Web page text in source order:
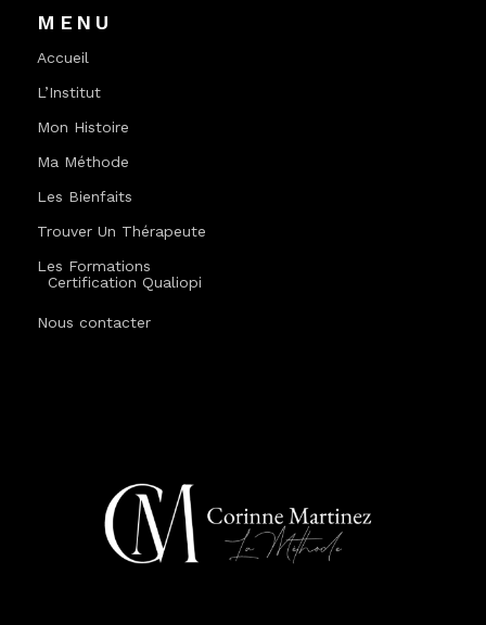
MENU
Accueil
L’Institut
Mon Histoire
Ma Méthode
Les Bienfaits
Trouver Un Thérapeute
Les Formations
Certification Qualiopi
Nous contacter